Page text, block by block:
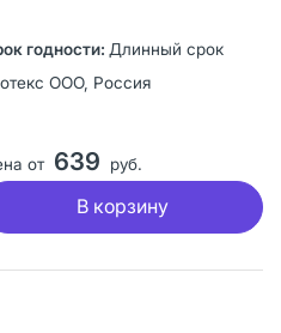
Длинный срок
ООО, Россия
от 639 руб.
В корзину